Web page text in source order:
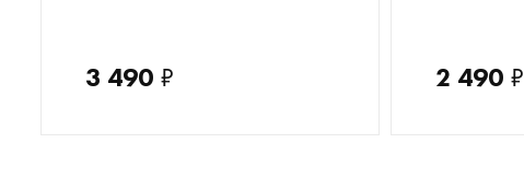
3 490 ₽ 2 490 ₽